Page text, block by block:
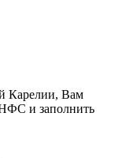
Карелии, Вам
и заполнить